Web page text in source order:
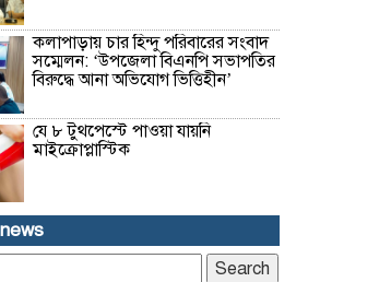
কলাপাড়ায় চার হিন্দু পরিবারের সংবাদ
সম্মেলন: ‘উপজেলা বিএনপি সভাপতির
বিরুদ্ধে আনা অভিযোগ ভিত্তিহীন’
যে ৮ টুথপেস্টে পাওয়া যায়নি
মাইক্রোপ্লাস্টিক
হারিচ আহম্মদ হত্যা মামলার আরও দুই
এজাহারভুক্ত আসামি ঢাকা-নারায়ণগঞ্জ
থেকে গ্রেফতার